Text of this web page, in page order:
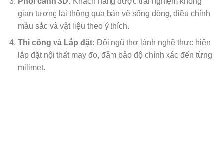
gian tương lai thông qua bản vẽ sống động, điều chỉnh
màu sắc và vật liệu theo ý thích.
Thi công và Lắp đặt: Đội ngũ thợ lành nghề thực hiện
lắp đặt nội thất may đo, đảm bảo độ chính xác đến từng
milimet.